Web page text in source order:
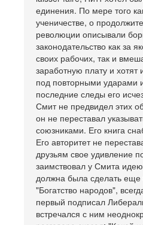
единения. По мере того
ученичестве, о
революции описывали
законодательство как за
своих рабочих, так и
заработную плату и
под повторными ударами
последние следы его
Смит не предвидел этих
он не переставал
союзниками. Его книга
Его авторитет не
друзьям свое удивление
заимствовал у Смита
должна была сделать еще
"Богатство народов",
первый подписал
встречался с ним